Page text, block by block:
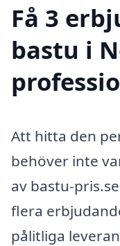
Få 3
bastu i
Att hitta den
behöver inte
av bastu-
flera
pålitliga